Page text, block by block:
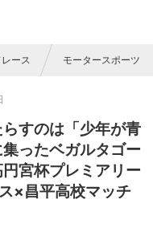
ース モータースポーツ
すのは「少年が青
ったベガルタゴー
宮杯プレミアリー
×昌平高校マッチ